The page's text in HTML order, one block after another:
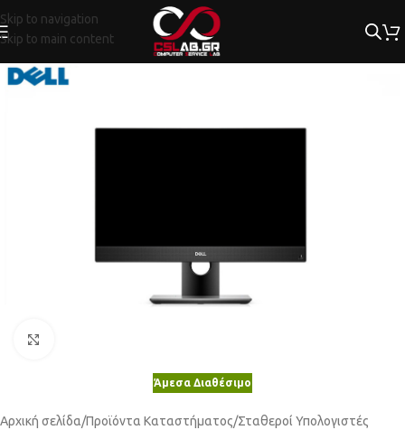
Skip to navigation
Skip to main content
Άμεσα Διαθέσιμο
Αρχική σελίδα/Προϊόντα Καταστήματος/Σταθεροί Υπολογιστές